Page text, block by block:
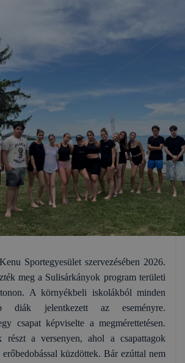
Sportegyesület szervezésében 2026.
meg a Sulisárkányok program területi
A környékbeli iskolákból minden
diák jelentkezett az eseményre.
csapat képviselte a megmérettetésen.
részt a versenyen, ahol a csapattagok
erőbedobással küzdöttek. Bár ezúttal nem